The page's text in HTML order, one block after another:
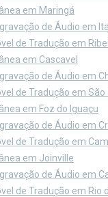
em Maringá
de Áudio em
de Tradução em
em Cascavel
de Áudio em
de Tradução em
em Foz do Iguaçu
de Áudio em
de Tradução em
em Joinville
de Áudio em
de Tradução em Rio